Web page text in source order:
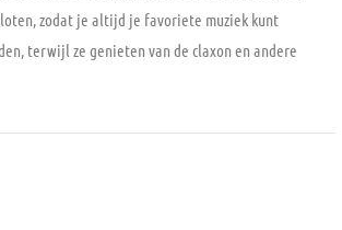
zodat je altijd je favoriete muziek kunt
terwijl ze genieten van de claxon en andere